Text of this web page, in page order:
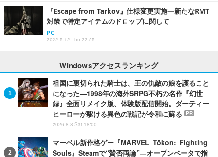
『Escape from Tarkov』仕様変更実施―新たなRMT
対策で特定アイテムのドロップに関して
PC
2022.5.12 Thu 22:55
Windowsアクセスランキング
祖国に裏切られた騎士は、王の仇敵の娘を護ること
になった―1998年の海外SRPG不朽の名作『幻世
録』全面リメイク版、体験版配信開始。ダーティー
ヒーローが駆ける異色の戦記が令和に蘇る
PR
2026.8.8 Sat 18:00
マーベル新作格ゲー『MARVEL Tōkon: Fighting
Souls』Steamで“賛否両論”―オープンベータで指